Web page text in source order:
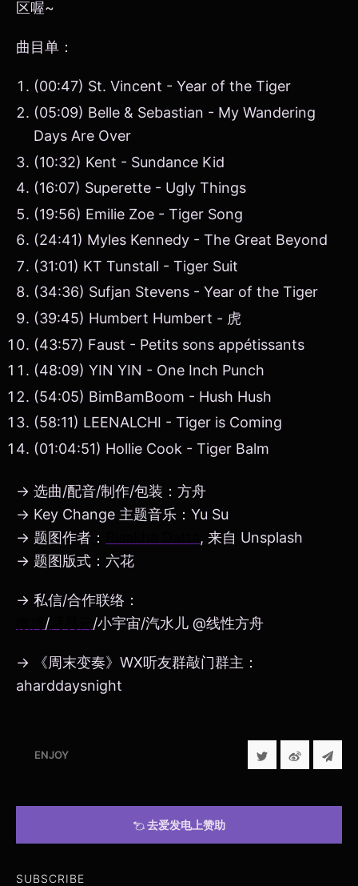
区喔~
曲目单：
(00:47) St. Vincent - Year of the Tiger
(05:09) Belle & Sebastian - My Wandering
Days Are Over
(10:32) Kent - Sundance Kid
(16:07) Superette - Ugly Things
(19:56) Emilie Zoe - Tiger Song
(24:41) Myles Kennedy - The Great Beyond
(31:01) KT Tunstall - Tiger Suit
(34:36) Sufjan Stevens - Year of the Tiger
(39:45) Humbert Humbert - 虎
(43:57) Faust - Petits sons appétissants
(48:09) YIN YIN - One Inch Punch
(54:05) BimBamBoom - Hush Hush
(58:11) LEENALCHI - Tiger is Coming
(01:04:51) Hollie Cook - Tiger Balm
→ 选曲/配音/制作/包装：方舟
→ Key Change 主题音乐：Yu Su
→ 题图作者：
, 来自 Unsplash
→ 题图版式：六花
→ 私信/合作联络：
/ /小宇宙/汽水儿 @线性方舟
→ 《周末变奏》WX听友群敲门群主：
aharddaysnight
ENJOY
去爱发电上赞助
SUBSCRIBE